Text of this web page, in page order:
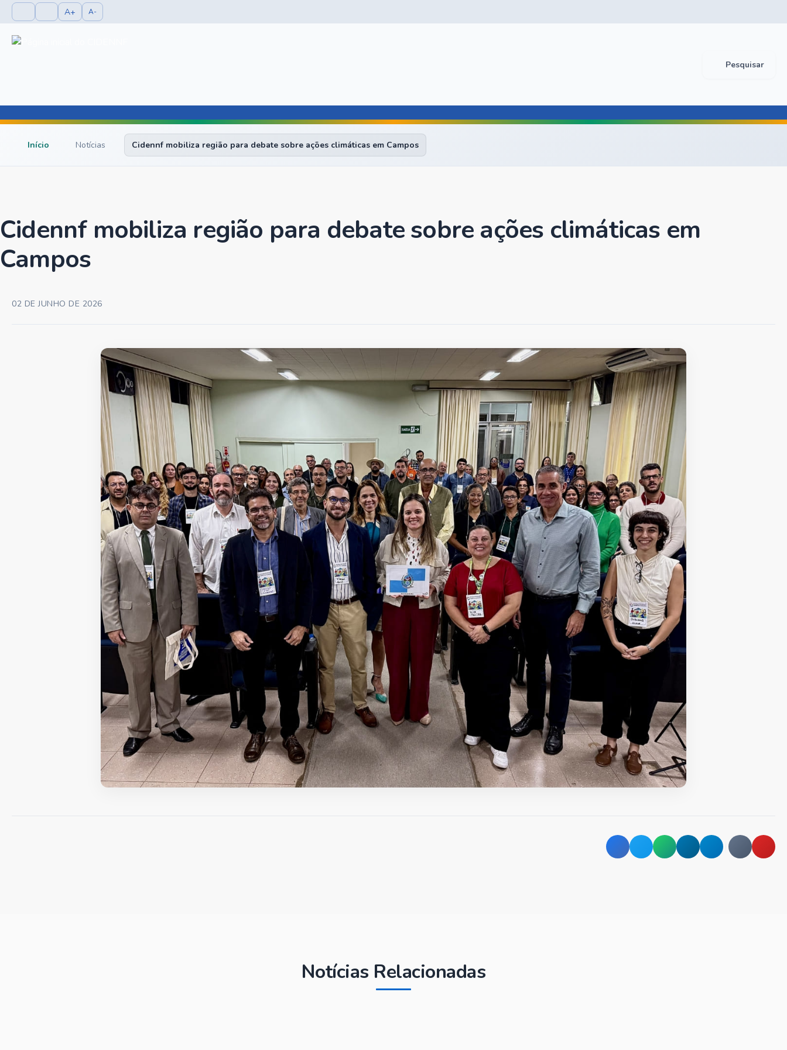
A+ A-
Pesquisar
Início Notícias Cidennf mobiliza região para debate sobre ações climáticas em Campos
Cidennf mobiliza região para debate sobre ações climáticas em
Campos
02 DE JUNHO DE 2026
Notícias Relacionadas